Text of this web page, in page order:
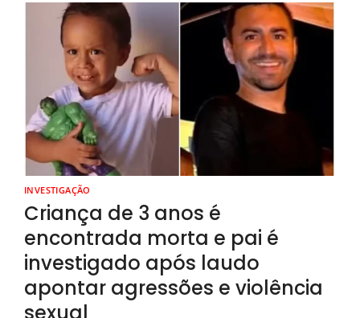
INVESTIGAÇÃO
Criança de 3 anos é
encontrada morta e pai é
investigado após laudo
apontar agressões e violência